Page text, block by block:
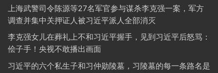
上海武警司令陈源等27名军官参与谋杀李克强一案，军方
调查并集中关押证人被习近平派人全部消灭
李克强女儿在葬礼上不和习近平握手，见到习近平后怒骂：
侩子手！央视不敢播出画面
习近平的六个私生子和习仲勋陵墓，习陵墓的每一条路名是